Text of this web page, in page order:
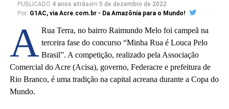
PUBLICADO 4 anos atrásem 5 de dezembro de 2022
Por: G1AC, via Acre.com.br - Da Amazônia para o Mundo!
A Rua Terra, no bairro Raimundo Melo foi campeã na
terceira fase do concurso “Minha Rua é Louca Pelo
Brasil”. A competição, realizado pela Associação
Comercial do Acre (Acisa), governo, Federacre e prefeitura de
Rio Branco, é uma tradição na capital acreana durante a Copa do
Mundo.